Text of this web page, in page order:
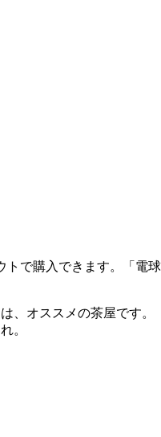
トで購入できます。「電
、オススメの茶屋です。
。